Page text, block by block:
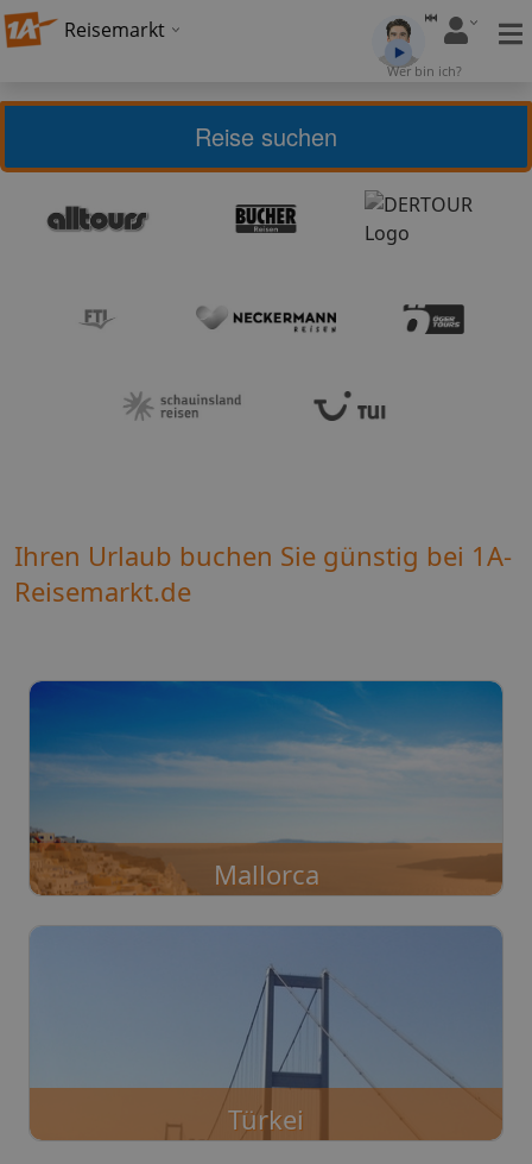
Reisemarkt
Wer bin ich?
Reise suchen
Ihren Urlaub buchen Sie günstig bei 1A-
Reisemarkt.de
Mallorca
Türkei